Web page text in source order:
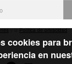
cookies para
en
y laPolítica de privacidad.